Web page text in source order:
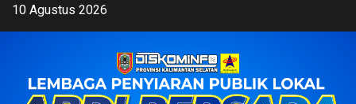
Skip10 Agustus 2026